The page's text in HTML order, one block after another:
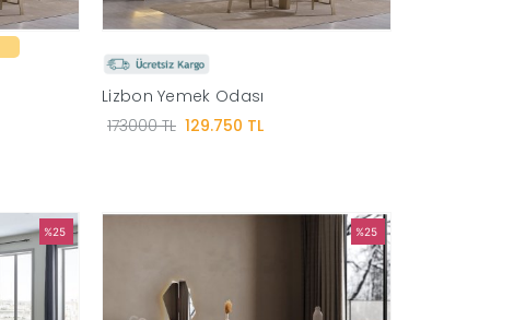
Lizbon Yemek Odası
173000 TL 129.750 TL
%25 %25